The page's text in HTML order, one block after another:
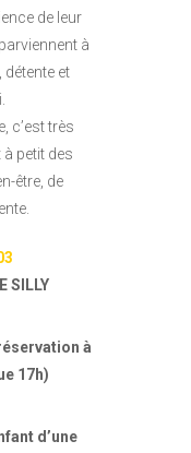
de leur
à
et
c’est très
petit des
être, de
SILLY
à
17h)
d’une